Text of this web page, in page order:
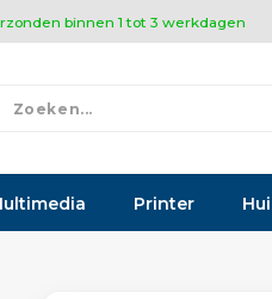
binnen 1 tot 3 werkdagen
Printer